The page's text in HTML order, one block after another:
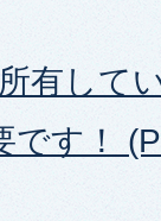
有して
です！